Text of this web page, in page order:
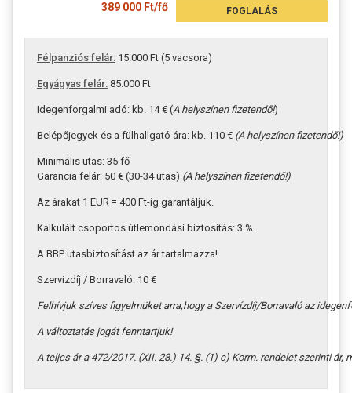
389 000 Ft/fő
FOGLALÁS
Félpanziós felár: 15.000 Ft (5 vacsora)
Egyágyas felár: 85.000 Ft
Idegenforgalmi adó: kb. 14 € (A helyszínen fizetendő!)
Belépőjegyek és a fülhallgató ára: kb. 110 € (A helyszínen fizetendő!)
Minimális utas: 35 fő
Garancia felár: 50 € (30-34 utas) (A helyszínen fizetendő!)
Az árakat 1 EUR = 400 Ft-ig garantáljuk.
Kalkulált csoportos útlemondási biztosítás: 3 %.
A BBP utasbiztosítást az ár tartalmazza!
Szervizdíj / Borravaló: 10 €
Felhívjuk szíves figyelmüketarra,hogya Szervízdíj/Borravaló az
A változtatás jogát fenntartjuk!
A teljes ár a 472/2017. (XII. 28.) 14. §. (1) c) Korm. rendelet szerinti